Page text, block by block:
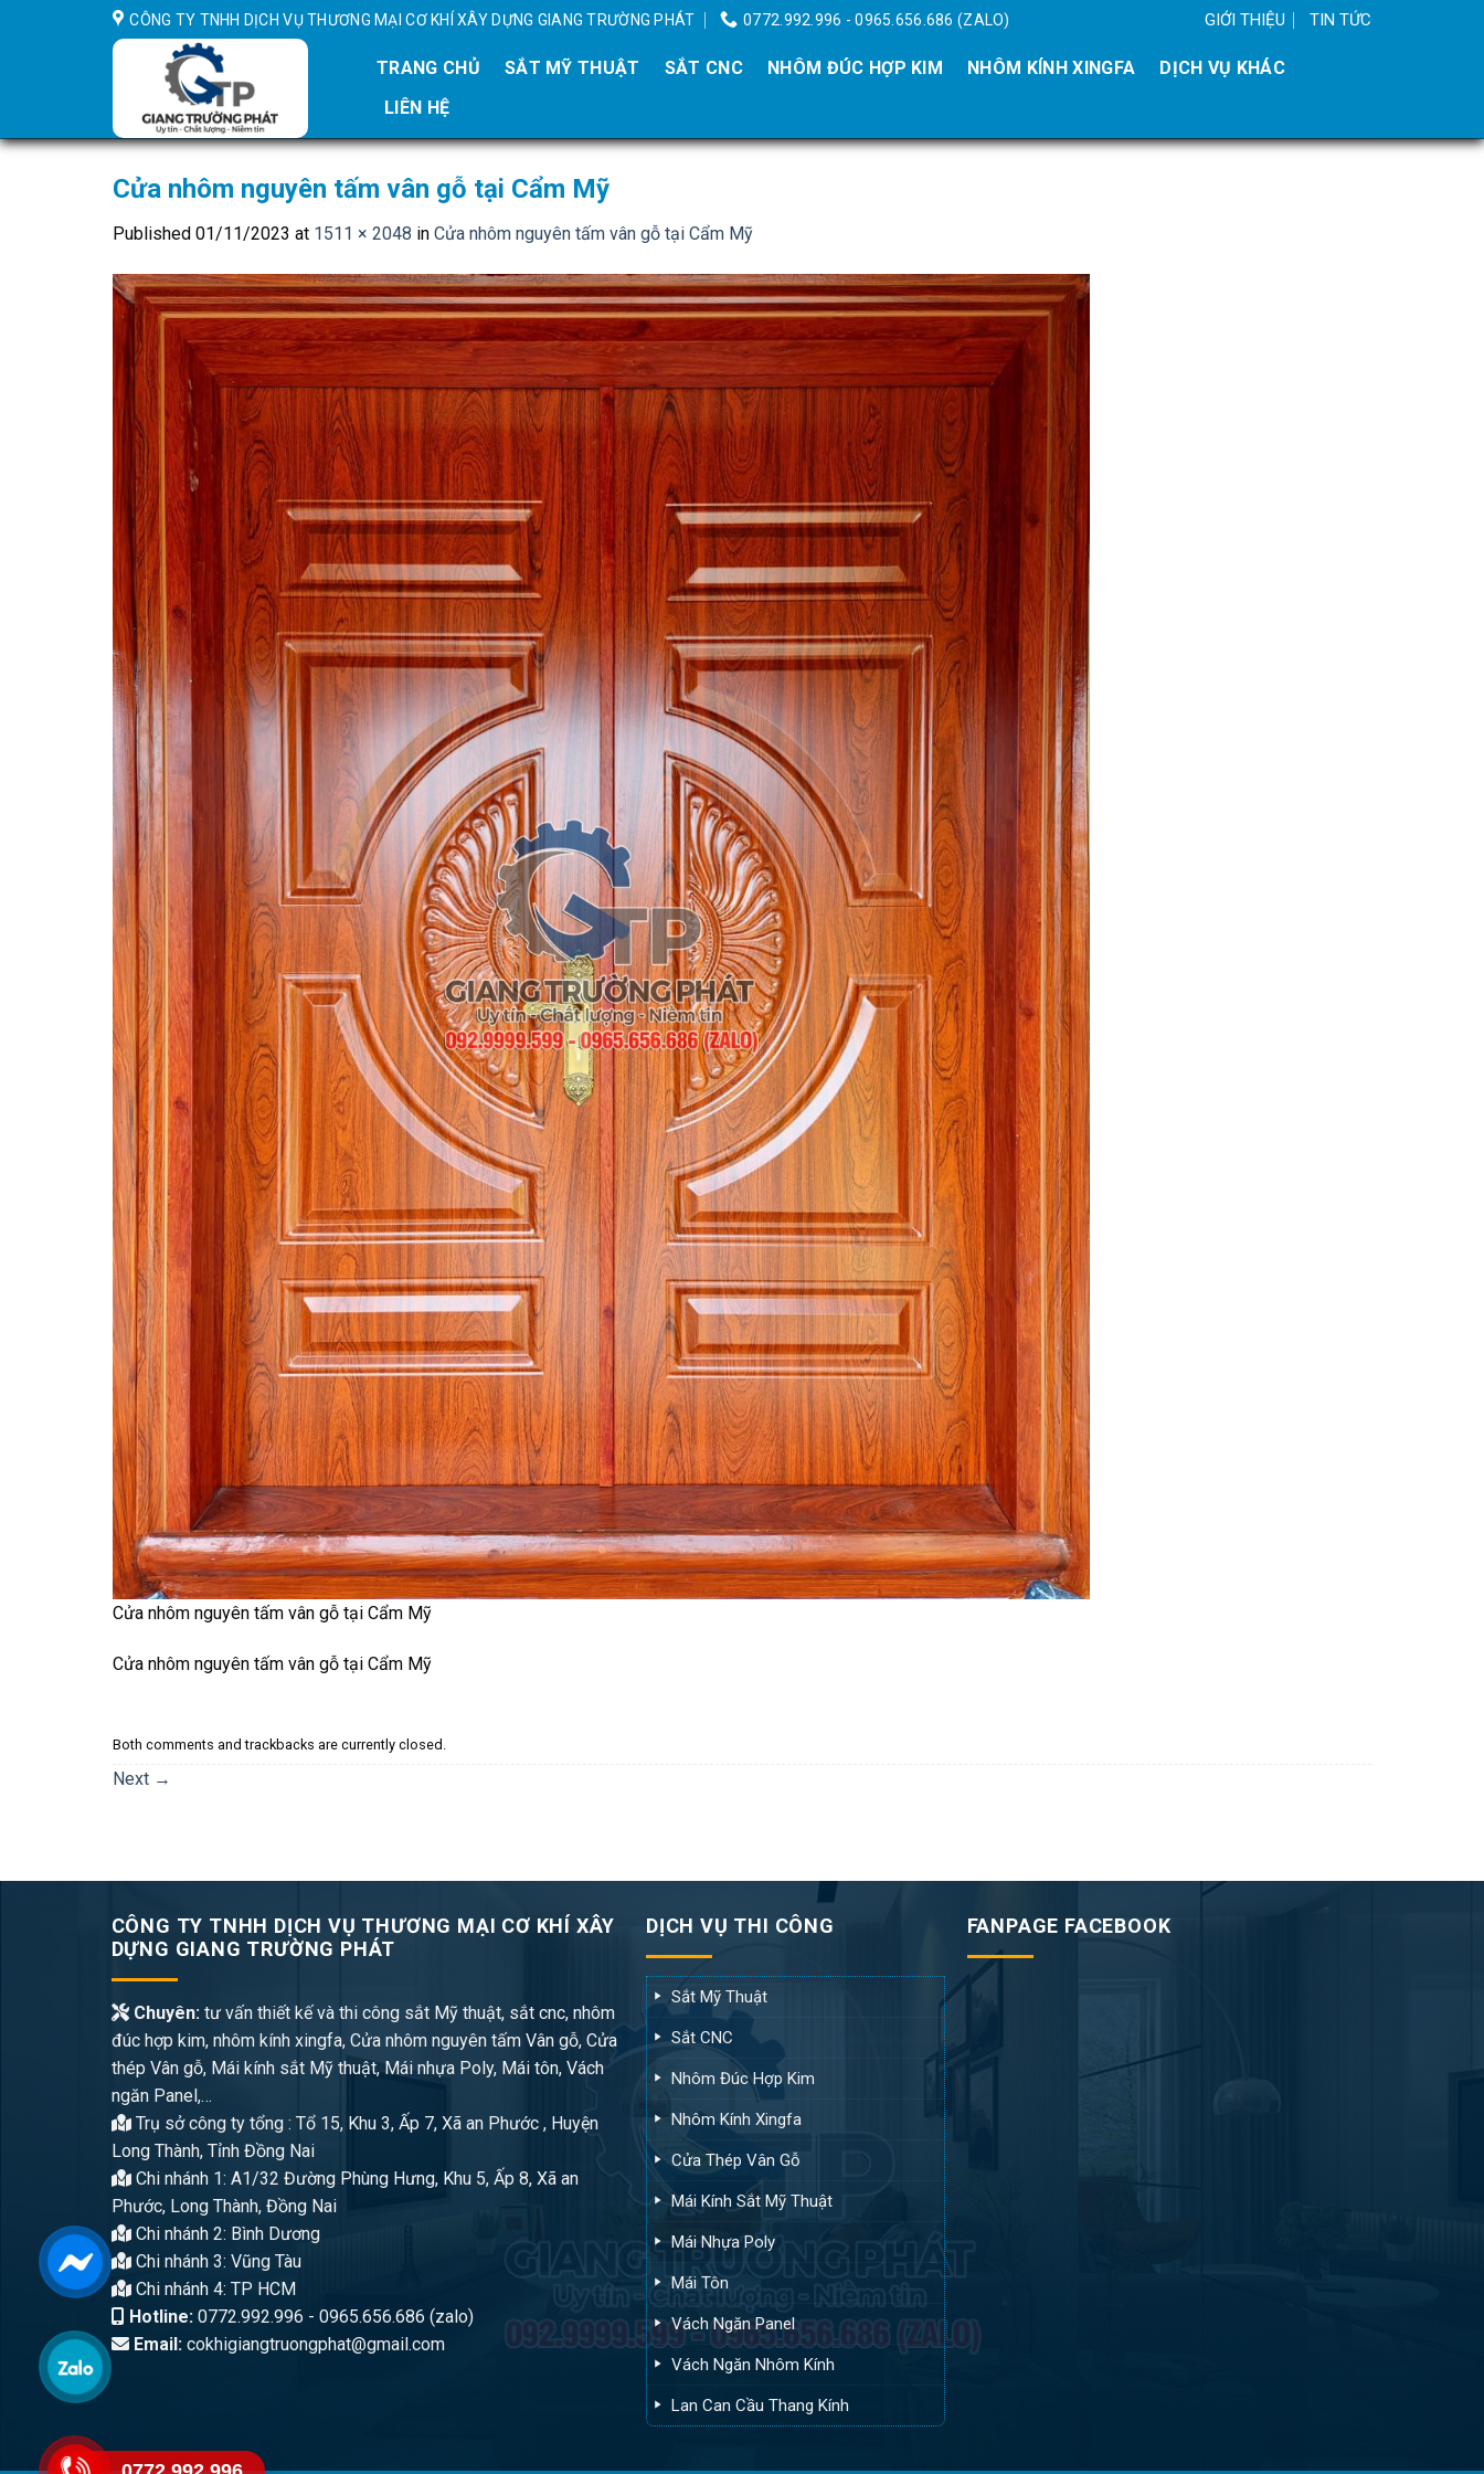
CÔNG TY TNHH DỊCH VỤ THƯƠNG MẠI CƠ KHÍ XÂY DỰNG GIANG TRƯỜNG PHÁT 0772.992.996 - 0965.656.686 (ZALO) GIỚI THIỆU TIN TỨC
TRANG CHỦ SẮT MỸ THUẬT SẮT CNC NHÔM ĐÚC HỢP KIM NHÔM KÍNH XINGFA
DỊCH VỤ KHÁC
LIÊN HỆ
Cửa nhôm nguyên tấm vân gỗ tại Cẩm Mỹ
Published 01/11/2023 at 1511 × 2048 in Cửa nhôm nguyên tấm vân gỗ tại Cẩm Mỹ
Cửa nhôm nguyên tấm vân gỗ tại Cẩm Mỹ
Cửa nhôm nguyên tấm vân gỗ tại Cẩm Mỹ
Both comments and trackbacks are currently closed.
Next →
CÔNG TY TNHH DỊCH VỤ THƯƠNG MẠI CƠ KHÍ XÂY
DỰNG GIANG TRƯỜNG PHÁT
Chuyên:tư vấn thiết kế và thi công sắt Mỹ thuật, sắt cnc, nhôm
đúc hợp kim, nhôm kính xingfa, Cửa nhôm nguyên tấm Vân gỗ, Cửa
thép Vân gỗ, Mái kính sắt Mỹ thuật, Mái nhựa Poly, Mái tôn, Vách
ngăn Panel,…
Trụ sở công ty tổng : Tổ 15, Khu 3, Ấp 7, Xã an Phước , Huyện
Long Thành, Tỉnh Đồng Nai
Chi nhánh 1: A1/32 Đường Phùng Hưng, Khu 5, Ấp 8, Xã an
Phước, Long Thành, Đồng Nai
Chi nhánh 2: Bình Dương
Chi nhánh 3: Vũng Tàu
Chi nhánh 4: TP HCM
Hotline:0772.992.996 - 0965.656.686 (zalo)
Email:cokhigiangtruongphat@gmail.com
DỊCH VỤ THI CÔNG
Sắt Mỹ Thuật
Sắt CNC
Nhôm Đúc Hợp Kim
Nhôm Kính Xingfa
Cửa Thép Vân Gỗ
Mái Kính Sắt Mỹ Thuật
Mái Nhựa Poly
Mái Tôn
Vách Ngăn Panel
Vách Ngăn Nhôm Kính
Lan Can Cầu Thang Kính
FANPAGE FACEBOOK